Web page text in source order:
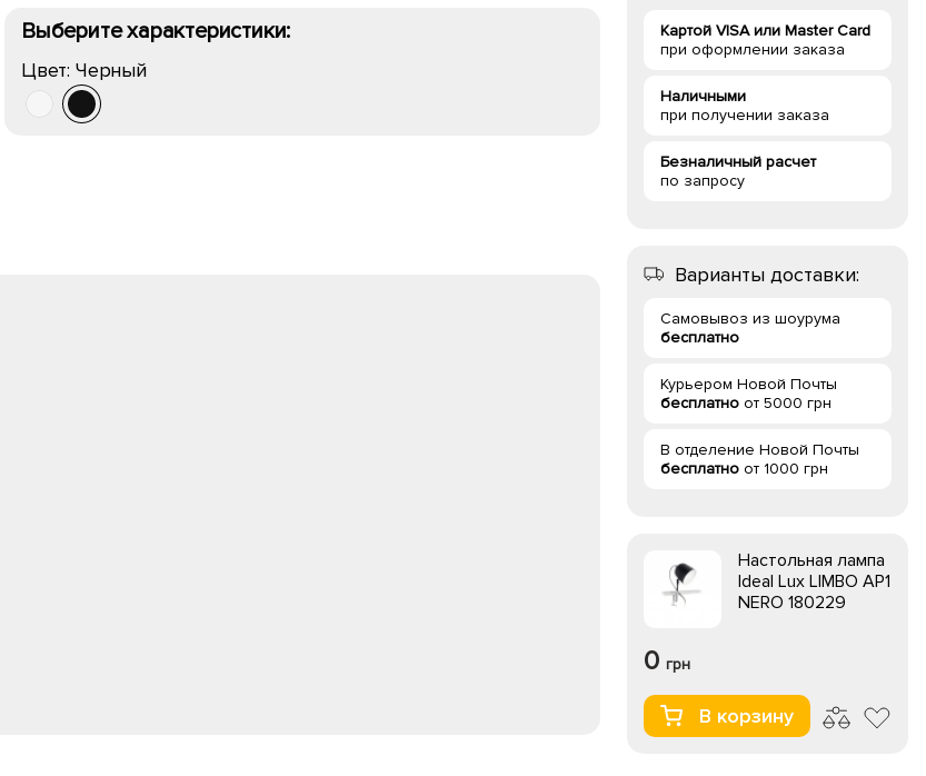
Выберите характеристики:
Цвет: Черный
Картой VISA или Master Card
при оформлении заказа
Наличными
при получении заказа
Безналичный расчет
по запросу
Варианты доставки:
Самовывоз из шоурума
бесплатно
Курьером Новой Почты
бесплатно от 5000 грн
В отделение Новой Почты
бесплатно от 1000 грн
Настольная лампа
Ideal Lux LIMBO AP1
NERO 180229
0 грн
В корзину